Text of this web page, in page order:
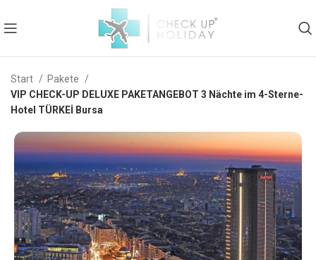
Start
Pakete
VIP CHECK-UP DELUXE PAKETANGEBOT 3 Nächte im 4-Sterne-
Hotel TÜRKEİ Bursa